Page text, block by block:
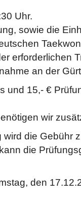
Uhr.
sowie die
erforderlichen
an der
und 15,- €
wir
die Gebühr
die
den